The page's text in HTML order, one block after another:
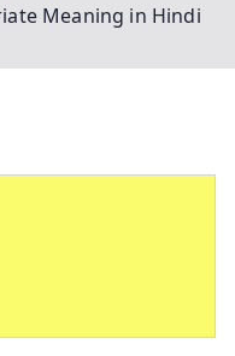
Meaning in Hindi